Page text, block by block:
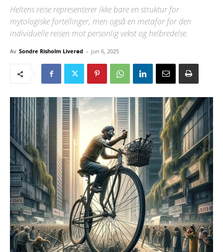
Heltens reise representerer ikke bare en struktur for
mytologiske fortellinger, men også en metafor for den
individuelle reisen mot personlig vekst og helbredelse.
Av Sondre Risholm Liverød - jun 6, 2025